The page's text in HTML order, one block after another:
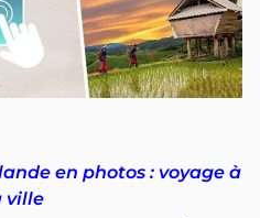
en photos : voyage à
ville